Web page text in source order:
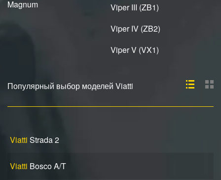
Magnum
Viper III (ZB1)
Viper IV (ZB2)
Viper V (VX1)
Популярный выбор моделей Viatti
Viatti Strada 2
Viatti Bosco A/T